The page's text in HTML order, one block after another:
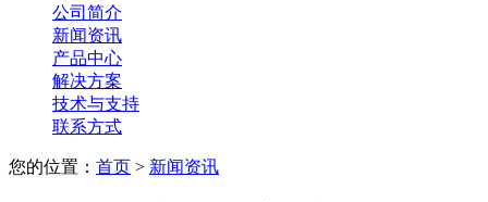
公司简介
新闻资讯
产品中心
解决方案
技术与支持
联系方式
您的位置： 首页 > 新闻资讯